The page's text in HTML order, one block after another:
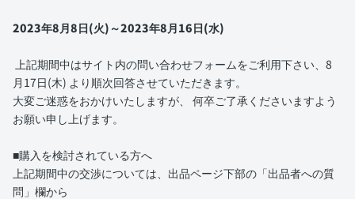
2023年8月8日(火)～2023年8月16日(水)
上記期間中はサイト内の問い合わせフォームをご利用下さい、8
月17日(木) より順次回答させていただきます。
大変ご迷惑をおかけいたしますが、 何卒ご了承くださいますよう
お願い申し上げます。
■購入を検討されている方へ
上記期間中の交渉については、出品ページ下部の「出品者への質
問」欄から